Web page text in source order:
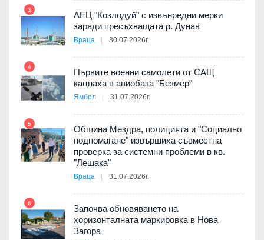
3
АЕЦ "Козлодуй" с извънредни мерки
заради пресъхващата р. Дунав
Враца 30.07.2026г.
4
Първите военни самолети от САЩ
кацнаха в авиобаза "Безмер"
Ямбол 31.07.2026г.
5
Община Мездра, полицията и "Социално
подпомагане" извършиха съвместна
проверка за системни проблеми в кв.
"Лещака"
Враца 31.07.2026г.
6
Започва обновяването на
хоризонталната маркировка в Нова
Загора